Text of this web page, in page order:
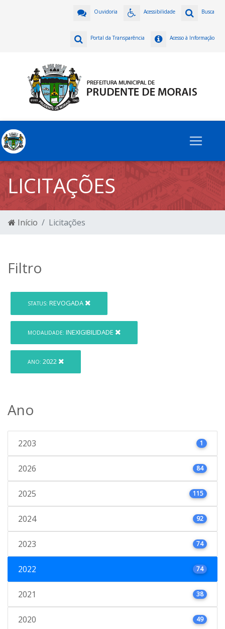
Busca
Acessibilidade
Ouvidoria
Acesso à Informação
Portal da Transparência
LICITAÇÕES
Início Licitações
Filtro
STATUS: REVOGADA
MODALIDADE: INEXIGIBILIDADE
ANO: 2022
Ano
2203 1
2026 84
2025 115
2024 92
2023 74
2022 74
2021 38
2020 49